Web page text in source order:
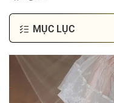
MỤC LỤC
Top 10 giày cao gót
Giày cao gót nữ
Slingback Pumps